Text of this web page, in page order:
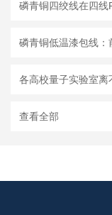
查看全部